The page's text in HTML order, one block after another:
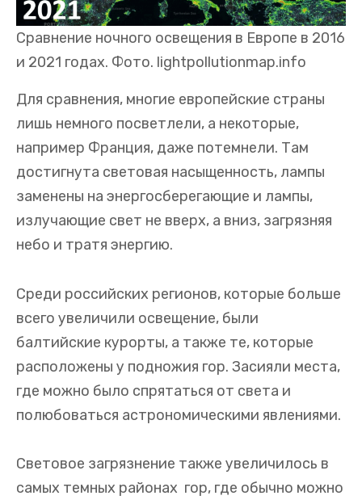
Сравнение ночного освещения в Европе в 2016
и 2021 годах. Фото. lightpollutionmap.info
Для сравнения, многие европейские страны
лишь немного посветлели, а некоторые,
например Франция, даже потемнели. Там
достигнута световая насыщенность, лампы
заменены на энергосберегающие и лампы,
излучающие свет не вверх, а вниз, загрязняя
небо и тратя энергию.
Среди российских регионов, которые больше
всего увеличили освещение, были
балтийские курорты, а также те, которые
расположены у подножия гор. Засияли места,
где можно было спрятаться от света и
полюбоваться астрономическими явлениями.
Световое загрязнение также увеличилось в
самых темных районах гор, где обычно можно